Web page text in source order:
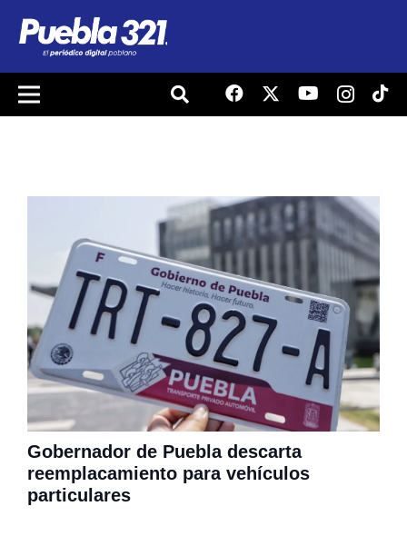
Gobernador de Puebla descarta
reemplacamiento para vehículos
particulares